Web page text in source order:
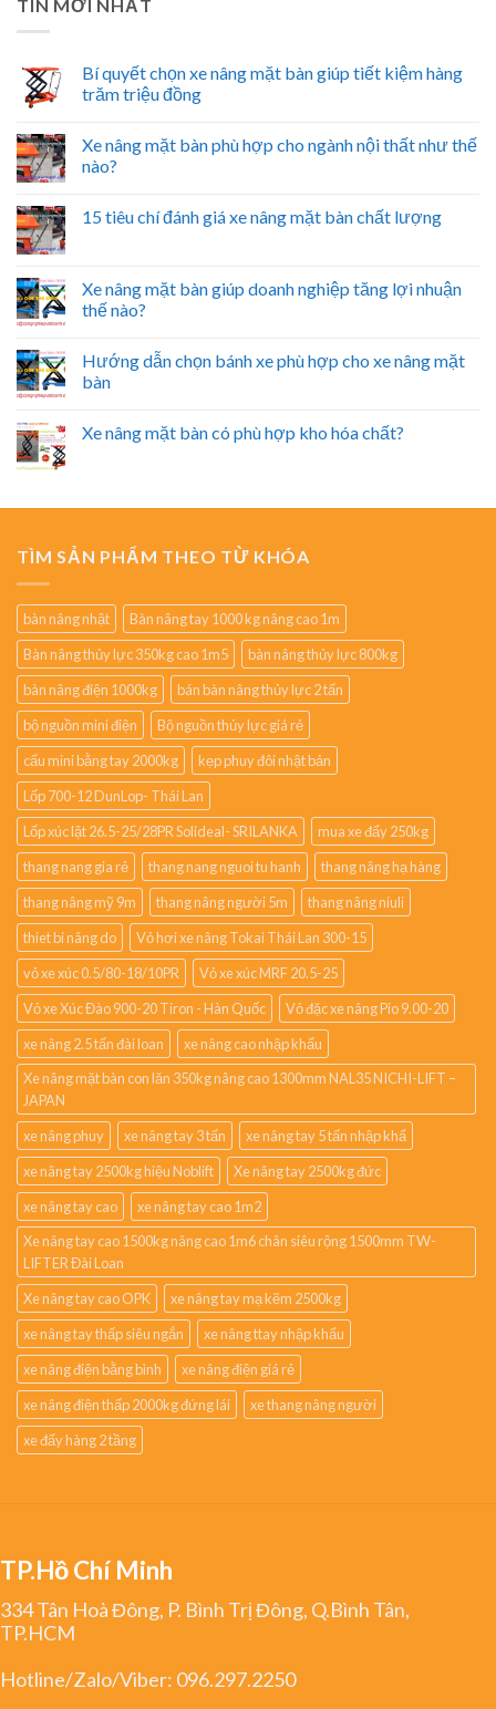
TIN MỚI NHẤT
Bí quyết chọn xe nâng mặt bàn giúp tiết kiệm hàng
trăm triệu đồng
Xe nâng mặt bàn phù hợp cho ngành nội thất như thế
nào?
15 tiêu chí đánh giá xe nâng mặt bàn chất lượng
Xe nâng mặt bàn giúp doanh nghiệp tăng lợi nhuận
thế nào?
Hướng dẫn chọn bánh xe phù hợp cho xe nâng mặt
bàn
Xe nâng mặt bàn có phù hợp kho hóa chất?
TÌM SẢN PHẨM THEO TỪ KHÓA
bàn nâng nhật
Bàn nâng tay 1000 kg nâng cao 1m
Bàn nâng thủy lực 350kg cao 1m5
bàn nâng thủy lực 800kg
bàn nâng điện 1000kg
bán bàn nâng thủy lực 2 tấn
bộ nguồn mini điện
Bộ nguồn thủy lực giá rẻ
cẩu mini bằng tay 2000kg
kẹp phuy đôi nhật bản
Lốp 700-12 DunLop- Thái Lan
Lốp xúc lật 26.5-25/28PR Solideal- SRILANKA
mua xe đẩy 250kg
thang nang gia rẻ
thang nang nguoi tu hanh
thang nâng hạ hàng
thang nâng mỹ 9m
thang nâng người 5m
thang nâng niuli
thiet bi nâng do
Vỏ hơi xe nâng Tokai Thái Lan 300-15
vỏ xe xúc 0.5/80-18/10PR
Vỏ xe xúc MRF 20.5-25
Vỏ xe Xúc Đào 900-20 Tiron - Hàn Quốc
Vỏ đặc xe nâng Pio 9.00-20
xe nâng 2.5 tấn đài loan
xe nâng cao nhập khẩu
Xe nâng mặt bàn con lăn 350kg nâng cao 1300mm NAL35 NICHI-LIFT –
JAPAN
xe nâng phuy
xe nâng tay 3 tấn
xe nâng tay 5 tấn nhập khẩ
xe nâng tay 2500kg hiệu Noblift
Xe nâng tay 2500kg đức
xe nâng tay cao
xe nâng tay cao 1m2
Xe nâng tay cao 1500kg nâng cao 1m6 chân siêu rộng 1500mm TW-
LIFTER Đài Loan
Xe nâng tay cao OPK
xe nâng tay mạ kẽm 2500kg
xe nâng tay thấp siêu ngắn
xe nâng ttay nhập khẩu
xe nâng điện bằng bình
xe nâng điện giá rẻ
xe nâng điện thấp 2000kg đứng lái
xe thang nâng người
xe đẩy hàng 2 tầng
TP.Hồ Chí Minh
334 Tân Hoà Đông, P. Bình Trị Đông, Q.Bình Tân,
TP.HCM
Hotline/Zalo/Viber: 096.297.2250